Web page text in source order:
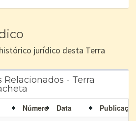
jurídico desta Terra
- Terra
Número Data